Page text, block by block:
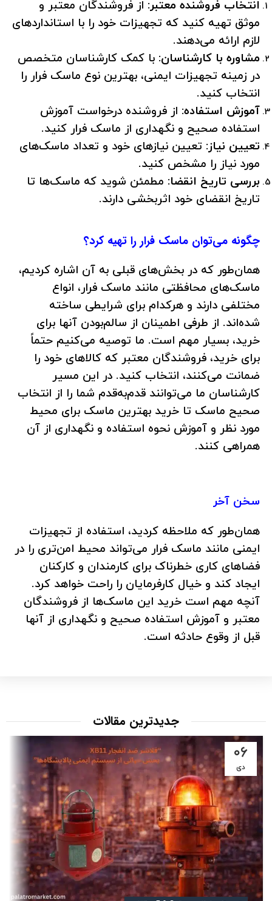
انتخاب فروشنده معتبر: از فروشندگان معتبر و
موثق تهیه کنید که تجهیزات خود را با استانداردهای
لازم ارائه می‌دهند.
مشاوره با کارشناسان: با کمک کارشناسان متخصص
در زمینه تجهیزات ایمنی، بهترین نوع ماسک فرار را
انتخاب کنید.
آموزش استفاده: از فروشنده درخواست آموزش
استفاده صحیح و نگهداری از ماسک فرار کنید.
تعیین نیاز: تعیین نیازهای خود و تعداد ماسک‌های
مورد نیاز را مشخص کنید.
بررسی تاریخ انقضا: مطمئن شوید که ماسک‌ها تا
تاریخ انقضای خود اثربخشی دارند.
چگونه می‌توان ماسک فرار را تهیه کرد؟
همان‌طور که در بخش‌های قبلی به آن اشاره کردیم،
ماسک‌های محافظتی مانند ماسک فرار، انواع
مختلفی دارند و هرکدام برای شرایطی ساخته
شده‌اند. از طرفی اطمینان از سالم‌بودن آنها برای
خرید، بسیار مهم است. ما توصیه می‌کنیم حتماً
برای خرید، فروشندگان معتبر که کالاهای خود را
ضمانت می‌کنند، انتخاب کنید. در این مسیر
کارشناسان ما می‌توانند قدم‌به‌قدم شما را از انتخاب
صحیح ماسک تا خرید بهترین ماسک برای محیط
مورد نظر و آموزش نحوه استفاده و نگهداری از آن
همراهی کنند.
سخن آخر
همان‌طور که ملاحظه کردید، استفاده از تجهیزات
ایمنی مانند ماسک فرار می‌تواند محیط امن‌تری را در
فضاهای کاری خطرناک برای کارمندان و کارکنان
ایجاد کند و خیال کارفرمایان را راحت خواهد کرد.
آنچه مهم است خرید این ماسک‌ها از فروشندگان
معتبر و آموزش استفاده صحیح و نگهداری از آنها
قبل از وقوع حادثه است.
جدیدترین مقالات
۰۶
دی